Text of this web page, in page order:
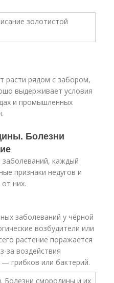
расти рядом с забором,
выдерживает условия
и промышленных
Болезни
каждый
признаки недугов и
них.
заболеваний у чёрной
возбудители или
растение поражается
за воздействия
грибков или бактерий.